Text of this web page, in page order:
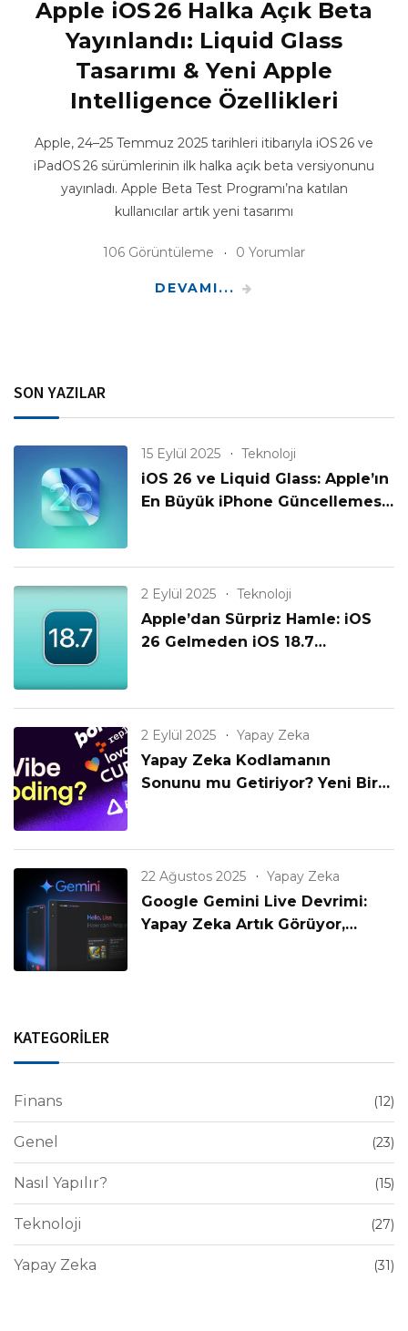
Apple iOS 26 Halka Açık Beta
Yayınlandı: Liquid Glass
Tasarımı & Yeni Apple
Intelligence Özellikleri
Apple, 24–25 Temmuz 2025 tarihleri itibarıyla iOS 26 ve
iPadOS 26 sürümlerinin ilk halka açık beta versiyonunu
yayınladı. Apple Beta Test Programı’na katılan
kullanıcılar artık yeni tasarımı
106 Görüntüleme 0 Yorumlar
DEVAMI...
SON YAZILAR
15 Eylül 2025 Teknoloji
iOS 26 ve Liquid Glass: Apple’ın
En Büyük iPhone Güncellemesi
2 Eylül 2025 Teknoloji
Apple’dan Sürpriz Hamle: iOS
26 Gelmeden iOS 18.7
2 Eylül 2025 Yapay Zeka
Yapay Zeka Kodlamanın
Sonunu mu Getiriyor? Yeni Bir
22 Ağustos 2025 Yapay Zeka
Google Gemini Live Devrimi:
Yapay Zeka Artık Görüyor,
KATEGORİLER
Finans (12)
Genel (23)
Nasıl Yapılır? (15)
Teknoloji (27)
Yapay Zeka (31)